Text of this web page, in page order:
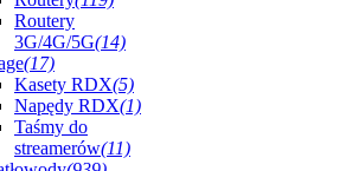
Routery
3G/4G/5G(14)
(17)
Kasety RDX(5)
Napędy RDX(1)
Taśmy do
streamerów(11)